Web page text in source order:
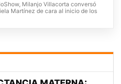
Milanjo Villacorta conversó
Martínez de cara al inicio de los